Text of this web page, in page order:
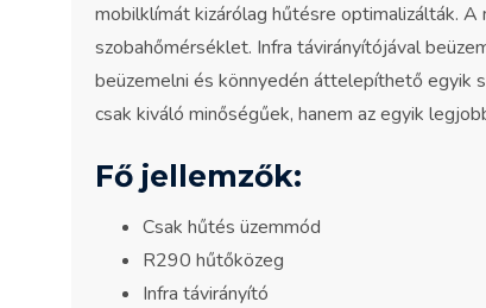
mobilklímát kizárólag hűtésre optimalizálták.
szobahőmérséklet. Infra távirányítójával
beüzemelni és könnyedén áttelepíthető egyik
csak kiváló minőségűek, hanem az egyik
Fő jellemzők:
Csak hűtés üzemmód
R290 hűtőközeg
Infra távirányító